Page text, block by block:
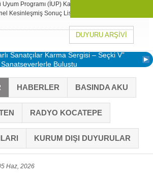
Uyum Programı (İUP) Kapsamında Alınacak
Kesinleşmiş Sonuç Listesi
DUYURU ARŞIVI
Sanatçılar Karma Sergisi – Seçki V”
Sanatseverlerle Buluştu
HABERLER BASINDA AKU
RADYO KOCATEPE
KURUM DIŞI DUYURULAR
Haz, 2026